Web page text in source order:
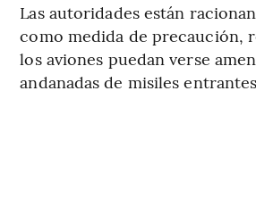
Las autoridades están
como medida de precaución,
los aviones puedan verse
andanadas de misiles